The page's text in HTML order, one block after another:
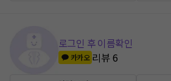
로그인 후 이름확인
카카오 리뷰6